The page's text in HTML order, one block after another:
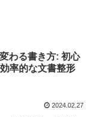
わる書き方: 初心
率的な文書整形
2024.02.27